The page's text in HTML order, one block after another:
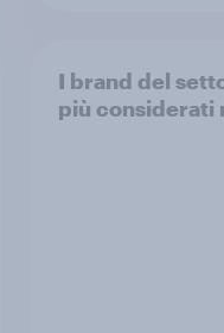
I brand del
più considerati